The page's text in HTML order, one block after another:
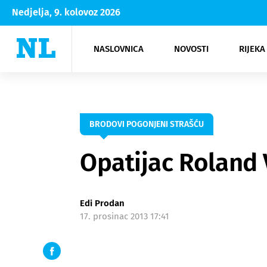
Nedjelja, 9. kolovoz 2026
NASLOVNICA NOVOSTI
Rijeka Opatija
NK
Moda
Kultura
BRODOVI POGONJENI STRAŠĆU
Opatijac
Edi Prodan
17. prosinac 2013 17:41